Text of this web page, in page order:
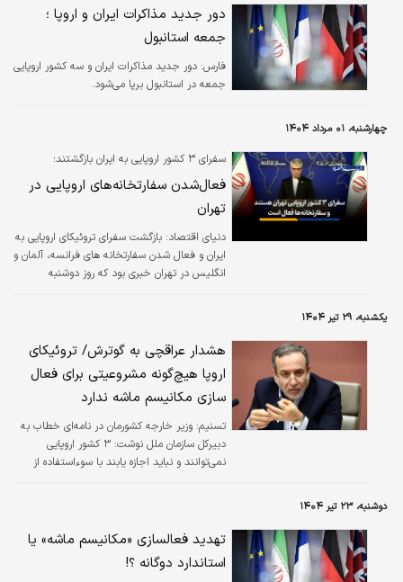
دور جدید مذاکرات ایران و اروپا ؛
جمعه استانبول
فارس: دور جدید مذاکرات ایران و سه کشور اروپایی
جمعه در استانبول برپا می‌شود.
چهارشنبه، ۰۱ مرداد ۱۴۰۴
سفرای ۳ کشور اروپایی به ایران بازگشتند؛
فعال‌شدن سفارتخانه‌های اروپایی در
تهران
دنیای اقتصاد: بازگشت سفرای تروئیکای اروپایی به
ایران و فعال شدن سفارتخانه های فرانسه، آلمان و
انگلیس در تهران خبری بود که روز دوشنبه
پایتخت های اروپایی پس از تهاجم نظامی اسرائیل
و آمریکاعلژه کشورمان و پیش از مذاکرات روز
جمعه در استانبول میان ایران و این سه کشور
اروپایی که بار دیگر موضوع روابط دوجانبه میان
طرفین را محور رایزنی های سطح بالا قرار خواهد
یکشنبه، ۲۹ تیر ۱۴۰۴
هشدار عراقچی به گوترش/ تروئیکای
اروپا هیچ‌گونه مشروعیتی برای فعال
سازی مکانیسم ماشه ندارد
تسنیم: وزیر خارجه کشورمان در نامه‌ای خطاب به
دبیرکل سازمان ملل نوشت: ۳ کشور اروپایی
نمی‌توانند و نباید اجازه یابند با سوءاستفاده از
دوشنبه، ۲۳ تیر ۱۴۰۴
تهدید فعالسازی «مکانیسم ماشه» یا
استاندارد دوگانه ؟!